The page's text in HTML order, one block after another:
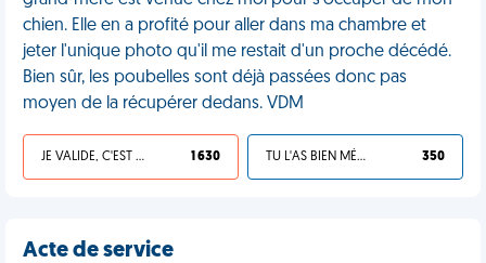
chien. Elle en a profité pour aller dans ma chambre et
jeter l'unique photo qu'il me restait d'un proche décédé.
Bien sûr, les poubelles sont déjà passées donc pas
moyen de la récupérer dedans. VDM
JE VALIDE, C'EST UNE VDM 1 630 TU L'AS BIEN MÉRITÉ 350
Acte de service